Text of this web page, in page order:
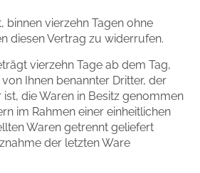
binnen vierzehn Tagen ohne
diesen Vertrag zu widerrufen.
vierzehn Tage ab dem Tag,
Ihnen benannter Dritter, der
die Waren in Besitz genommen
im Rahmen einer einheitlichen
Waren getrennt geliefert
der letzten Ware